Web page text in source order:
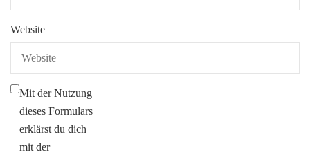
Website
Mit der Nutzung
dieses Formulars
erklärst du dich
mit der